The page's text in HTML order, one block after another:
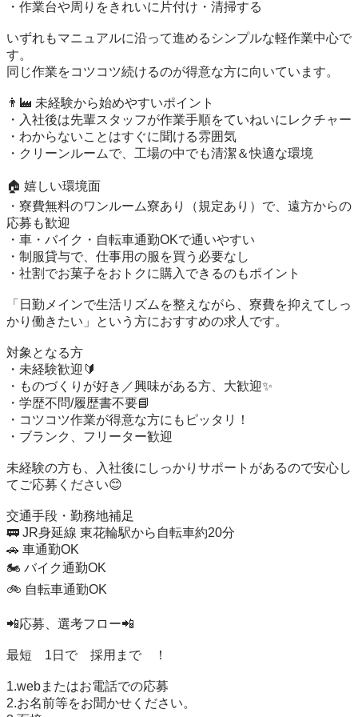
・作業台や周りをきれいに片付け・清掃する
いずれもマニュアルに沿って進めるシンプルな軽作業中心で
す。
同じ作業をコツコツ続けるのが得意な方に向いています。
👨‍🏭 未経験から始めやすいポイント
・入社後は先輩スタッフが作業手順をていねいにレクチャー
・わからないことはすぐに聞ける雰囲気
・クリーンルームで、工場の中でも清潔＆快適な環境
🏠 嬉しい環境面
・寮費無料のワンルーム寮あり（規定あり）で、遠方からの
応募も歓迎
・車・バイク・自転車通勤OKで通いやすい
・制服貸与で、仕事用の服を買う必要なし
・社割でお菓子をおトクに購入できるのもポイント
「日勤メインで生活リズムを整えながら、寮費を抑えてしっ
かり働きたい」という方におすすめの求人です。
対象となる方
・未経験歓迎🔰
・ものづくりが好き／興味がある方、大歓迎✨
・学歴不問/履歴書不要📘
・コツコツ作業が得意な方にもピッタリ！
・ブランク、フリーター歓迎
未経験の方も、入社後にしっかりサポートがあるので安心し
てご応募ください😊
交通手段・勤務地補足
🚃 JR身延線 東花輪駅から自転車約20分
🚗 車通勤OK
🏍 バイク通勤OK
🚲 自転車通勤OK
📲応募、選考フロー📲
最短　1日で　採用まで　！
1.webまたはお電話での応募
2.お名前等をお聞かせください。